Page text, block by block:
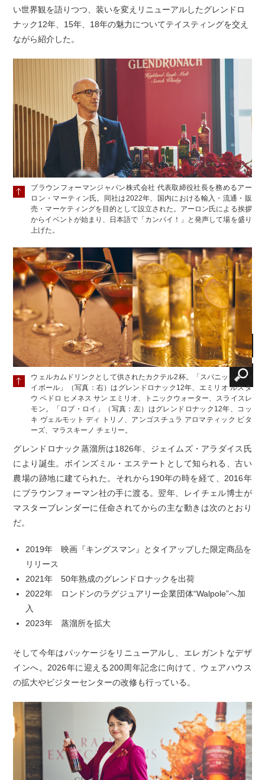
い世界観を語りつつ、装いを変えリニューアルしたグレンドロ
ナック12年、15年、18年の魅力についてテイスティングを交え
ながら紹介した。
ブラウンフォーマンジャパン株式会社 代表取締役社長を務めるアー
ロン・マーティン氏。同社は2022年、国内における輸入・流通・販
売・マーケティングを目的として設立された。アーロン氏による挨拶
からイベントが始まり、日本語で「カンパイ！」と発声して場を盛り
上げた。
ウェルカムドリンクとして供されたカクテル2杯。「スパニッシュ ハ
イボール」（写真：右）はグレンドロナック12年、エミリオ ルスタ
ウ ペドロ ヒメネス サン エミリオ、トニックウォーター、スライスレ
モン。「ロブ・ロイ」（写真：左）はグレンドロナック12年、コッ
キ ヴェルモット ディ トリノ、アンゴスチュラ アロマティック ビタ
ーズ、マラスキーノ チェリー。
グレンドロナック蒸溜所は1826年、ジェイムズ・アラダイス氏
により誕生。ボインズミル・エステートとして知られる、古い
農場の跡地に建てられた。それから190年の時を経て、2016年
にブラウンフォーマン社の手に渡る。翌年、レイチェル博士が
マスターブレンダーに任命されてからの主な動きは次のとおり
だ。
2019年 映画『キングスマン』とタイアップした限定商品を
リリース
2021年 50年熟成のグレンドロナックを出荷
2022年 ロンドンのラグジュアリー企業団体“Walpole”へ加
入
2023年 蒸溜所を拡大
そして今年はパッケージをリニューアルし、エレガントなデザ
インへ。2026年に迎える200周年記念に向けて、ウェアハウス
の拡大やビジターセンターの改修も行っている。